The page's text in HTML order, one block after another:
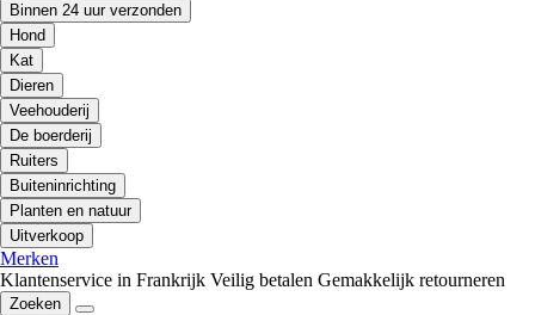
Binnen 24 uur verzonden
Hond
Kat
Dieren
Veehouderij
De boerderij
Ruiters
Buiteninrichting
Planten en natuur
Uitverkoop
Merken
Klantenservice in Frankrijk Veilig betalen Gemakkelijk retourneren
Zoeken